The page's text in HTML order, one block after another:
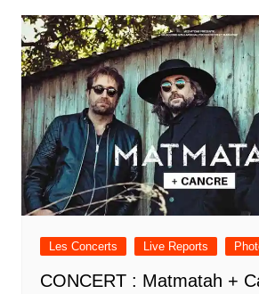
Les Concerts Live Reports
CONCERT : Matmatah +